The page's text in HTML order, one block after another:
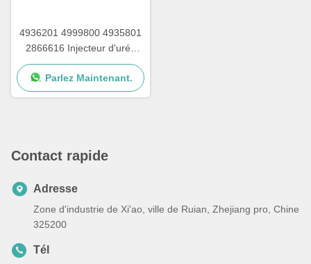
4936201 4999800 4935801
2866616 Injecteur d'urée
avec écrous pour pompe à
urée Cummins
Parlez Maintenant.
Contact rapide
Adresse
Zone d'industrie de Xi'ao, ville de Ruian, Zhejiang pro, Chine
325200
Tél